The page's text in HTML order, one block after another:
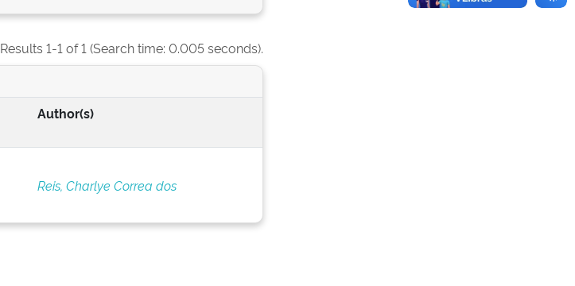
Results 1-1 of 1 (Search time: 0.005 seconds).
Author(s)
Reis, Charlye Correa dos